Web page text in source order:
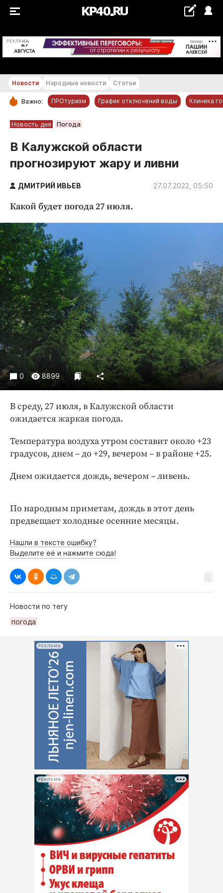
РЕКЛАМА +28 °С
РУБРИКИ
Новости компаний
Статьи
Народные новости
Авто и транспорт
Благоустройство
Криминал
Культура
Недвижимость и ЖКХ
Образование
Общество
Погода
Праздники
Происшествия
Спорт
Экономика и бизнес
ПРОЕКТЫ
Блоги
Издания
Интересное чтиво
Бренд года
Новости Народные новости Статьи
Важно: ПРОтуризм График отключений воды Клиника
Новость дня Погода
В Калужской области
прогнозируют жару и ливни
ДМИТРИЙ ИВЬЕВ 27.07.2022, 05:50
Какой будет погода 27 июля.
0 8899
В среду, 27 июля, в Калужской области
ожидается жаркая погода.
Температура воздуха утром составит около +23
градусов, днем – до +29, вечером – в районе +25.
Днем ожидается дождь, вечером – ливень.
По народным приметам, дождь в этот день
предвещает холодные осенние месяцы.
Нашли в тексте ошибку?
Выделите её и нажмите сюда!
Новости по тегу
погода
РЕКЛАМА
РЕКЛАМА